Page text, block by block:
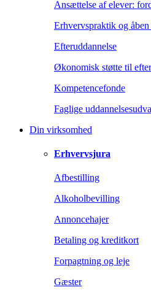
Ansættelse af elever:
Erhvervspraktik og
Efteruddannelse
Økonomisk støtte til
Kompetencefonde
Faglige
Din virksomhed
Erhvervsjura
Afbestilling
Alkoholbevilling
Annoncehajer
Betaling og kreditkort
Forpagtning og leje
Gæster